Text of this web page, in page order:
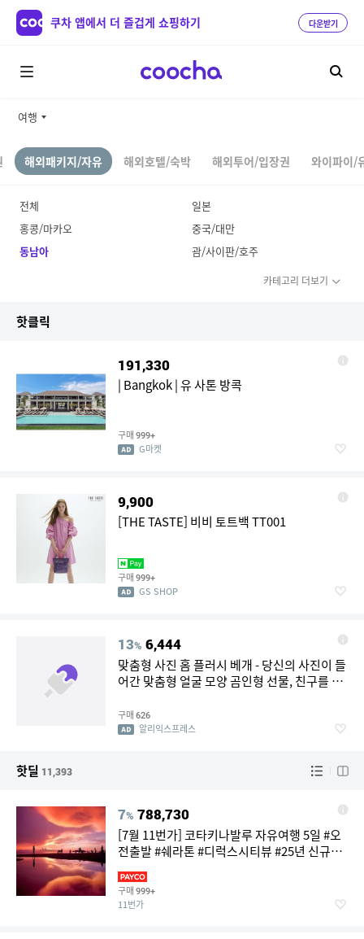
쿠차 앱에서 더 즐겁게 쇼핑하기 다운받기
여행
해외패키지/자유 해외호텔/숙박 해외투어/입장권 와이파이/
전체
일본
홍콩/마카오
중국/대만
동남아
괌/사이판/호주
카테고리 더보기
핫클릭
191,330
| Bangkok | 유 사톤 방콕
구매 999+
G마켓
9,900
[THE TASTE] 비비 토트백 TT001
구매 999+
GS SHOP
13% 6,444
맞춤형 사진 홈 플러시 베개 - 당신의 사진이 들
어간 맞춤형 얼굴 모양 곰인형 선물, 친구를 위
구매 626
알리익스프레스
핫딜 11,393
7% 788,730
[7월 11번가] 코타키나발루 자유여행 5일 #오
전출발 #쉐라톤 #디럭스시티뷰 #25년 신규오
픈 #아동반값 #16시 레이트체크아웃 #공항픽
업 #시티투어버스 #식사 쿠폰제공 #T라운지
구매 999+
11번가